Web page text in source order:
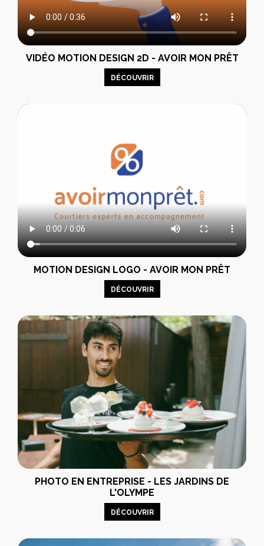
VIDÉO MOTION DESIGN 2D - AVOIR MON PRÊT
DÉCOUVRIR
MOTION DESIGN LOGO - AVOIR MON PRÊT
DÉCOUVRIR
PHOTO EN ENTREPRISE - LES JARDINS DE
L'OLYMPE
DÉCOUVRIR